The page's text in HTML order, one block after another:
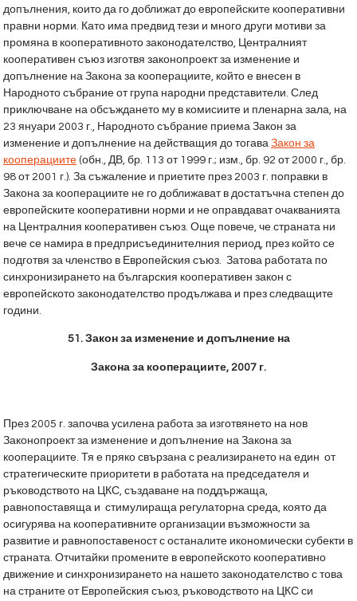
допълнения, които да го доближат до европейските кооперативни
правни норми. Като има предвид тези и много други мотиви за
промяна в кооперативното законодателство, Централният
кооперативен съюз изготвя законопроект за изменение и
допълнение на Закона за кооперациите, който е внесен в
Народното събрание от група народни представители. След
приключване на обсъждането му в комисиите и пленарна зала, на
23 януари 2003 г., Народното събрание приема Закон за
изменение и допълнение на действащия до тогава Закон за
кооперациите (обн., ДВ, бр. 113 от 1999 г.; изм., бр. 92 от 2000 г., бр.
98 от 2001 г.). За съжаление и приетите през 2003 г. поправки в
Закона за кооперациите не го доближават в достатъчна степен до
европейските кооперативни норми и не оправдават очакванията
на Централния кооперативен съюз. Още повече, че страната ни
вече се намира в предприсъединителния период, през който се
подготвя за членство в Европейския съюз. Затова работата по
синхронизирането на българския кооперативен закон с
европейското законодателство продължава и през следващите
години.
51. Закон за изменение и допълнение на
Закона за кооперациите, 2007 г.
През 2005 г. започва усилена работа за изготвянето на нов
Законопроект за изменение и допълнение на Закона за
кооперациите. Тя е пряко свързана с реализирането на един от
стратегическите приоритети в работата на председателя и
ръководството на ЦКС, създаване на поддържаща,
равнопоставяща и стимулираща регулаторна среда, която да
осигурява на кооперативните организации възможности за
развитие и равнопоставеност с останалите икономически субекти в
страната. Отчитайки промените в европейското кооперативно
движение и синхронизирането на нашето законодателство с това
на страните от Европейския съюз, ръководството на ЦКС си